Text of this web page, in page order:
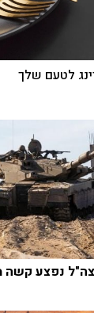
לטעם שלך
נפצע קשה